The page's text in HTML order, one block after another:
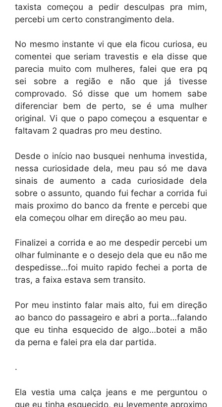
taxista começou a pedir desculpas pra mim,
percebi um certo constrangimento dela.
No mesmo instante vi que ela ficou curiosa, eu
comentei que seriam travestis e ela disse que
parecia muito com mulheres, falei que era pq
sei sobre a região e não que já tivesse
comprovado. Só disse que um homem sabe
diferenciar bem de perto, se é uma mulher
original. Vi que o papo começou a esquentar e
faltavam 2 quadras pro meu destino.
Desde o início nao busquei nenhuma investida,
nessa curiosidade dela, meu pau só me dava
sinais de aumento a cada curiosidade dela
sobre o assunto, quando fui fechar a corrida fui
mais proximo do banco da frente e percebi que
ela começou olhar em direção ao meu pau.
Finalizei a corrida e ao me despedir percebi um
olhar fulminante e o desejo dela que eu não me
despedisse…foi muito rapido fechei a porta de
tras, a faixa estava sem transito.
Por meu instinto falar mais alto, fui em direção
ao banco do passageiro e abri a porta…falando
que eu tinha esquecido de algo…botei a mão
da perna e falei pra ela dar partida.
.
Ela vestia uma calça jeans e me perguntou o
que eu tinha esquecido, eu levemente aproximo